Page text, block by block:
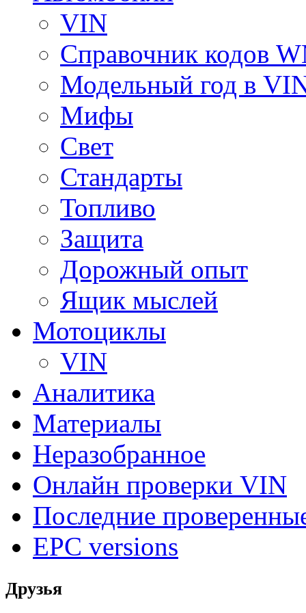
VIN
Справочник кодов
Модельный год в
Мифы
Свет
Стандарты
Топливо
Защита
Дорожный опыт
Ящик мыслей
Мотоциклы
VIN
Аналитика
Материалы
Неразобранное
Онлайн проверки VIN
Последние
EPC versions
Друзья